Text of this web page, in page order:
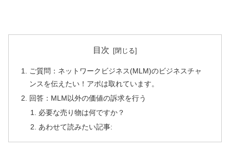
目次
ご質問：ネットワークビジネス(MLM)のビジネスチャ
ンスを伝えたい！アポは取れています。
回答：MLM以外の価値の訴求を行う
必要な売り物は何ですか？
あわせて読みたい記事: